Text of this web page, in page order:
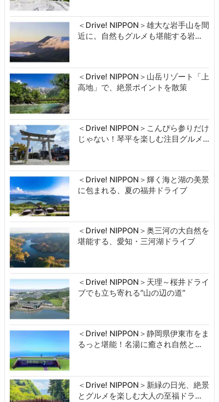
＜Drive! NIPPON＞雄大な岩手山を間
近に。自然もグルメも堪能する岩…
＜Drive! NIPPON＞山岳リゾート「上
高地」で、絶景ポイントを散策
＜Drive! NIPPON＞こんぴら参りだけ
じゃない！琴平を楽しむ注目グルメ…
＜Drive! NIPPON＞輝く海と湖の美景
に包まれる、夏の福井ドライブ
＜Drive! NIPPON＞奥三河の大自然を
堪能する、愛知・三河湖ドライブ
＜Drive! NIPPON＞天理～桜井ドライ
ブでも立ち寄れる“山の辺の道”
＜Drive! NIPPON＞静岡県伊東市をま
るっと堪能！名湯に癒され自然と…
＜Drive! NIPPON＞新緑の日光、絶景
とグルメを楽しむ大人の至福ドラ…